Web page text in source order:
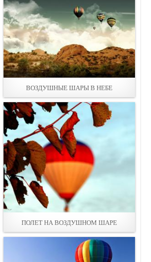
ВОЗДУШНЫЕ ШАРЫ В НЕБЕ
ПОЛЕТ НА ВОЗДУШНОМ ШАРЕ